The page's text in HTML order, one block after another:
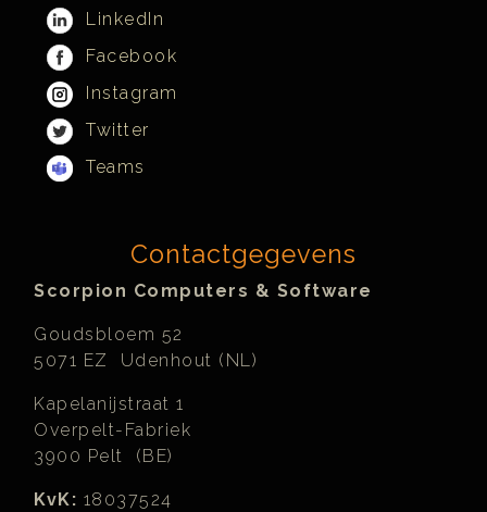
LinkedIn
Facebook
Instagram
Twitter
Teams
Contactgegevens
Scorpion Computers & Software
Goudsbloem 52
5071 EZ Udenhout (NL)
Kapelanijstraat 1
Overpelt-Fabriek
3900 Pelt (BE)
KvK: 18037524